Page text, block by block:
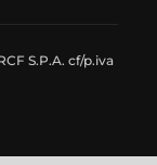
S.P.A. cf/p.iva